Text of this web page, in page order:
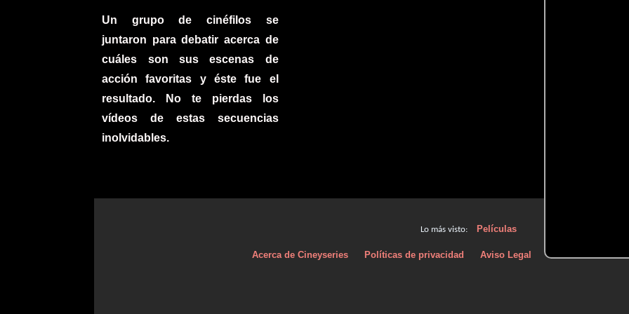
Un grupo de cinéfilos se
juntaron para debatir acerca de
cuáles son sus escenas de
acción favoritas y éste fue el
resultado. No te pierdas los
vídeos de estas secuencias
inolvidables.
Lo más visto: Películas
Acerca de Cineyseries Políticas de privacidad Aviso Legal Políticas de